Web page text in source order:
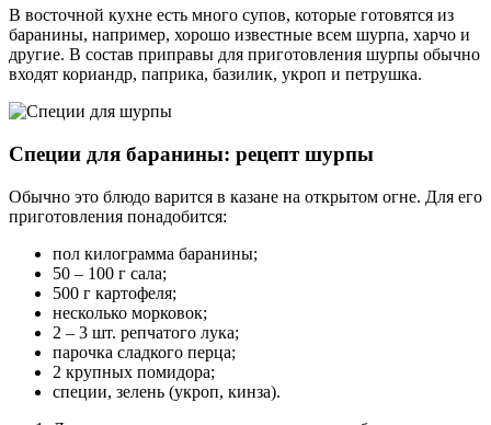
В восточной кухне есть много супов, которые готовятся из
баранины, например, хорошо известные всем шурпа, харчо и
другие. В состав приправы для приготовления шурпы обычно
входят кориандр, паприка, базилик, укроп и петрушка.
Специи для баранины: рецепт шурпы
Обычно это блюдо варится в казане на открытом огне. Для его
приготовления понадобится:
пол килограмма баранины;
50 – 100 г сала;
500 г картофеля;
несколько морковок;
2 – 3 шт. репчатого лука;
парочка сладкого перца;
2 крупных помидора;
специи, зелень (укроп, кинза).